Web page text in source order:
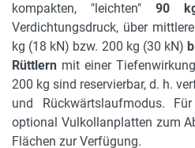
kompakten, "leichten" 90
Verdichtungsdruck, über
kg (18 kN) bzw. 200 kg (30 kN)
Rüttlern mit einer
200 kg sind reservierbar, d. h.
und Rückwärtslaufmodus.
optional Vulkollanplatten zum
Flächen zur Verfügung.